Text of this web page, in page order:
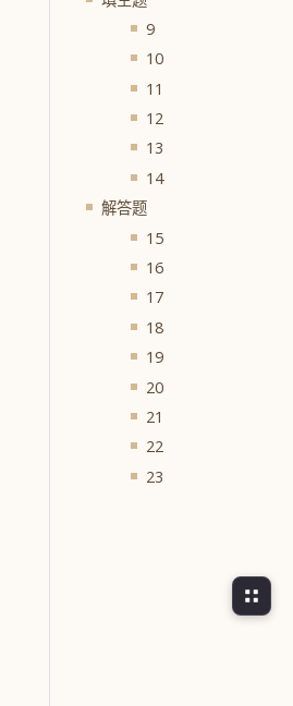
9
10
11
12
13
14
解答题
15
16
17
18
19
20
21
22
23